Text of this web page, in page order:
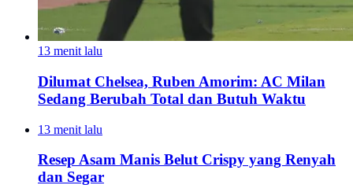
13 menit lalu
Dilumat Chelsea, Ruben Amorim: AC Milan
Sedang Berubah Total dan Butuh Waktu
13 menit lalu
Resep Asam Manis Belut Crispy yang Renyah
dan Segar